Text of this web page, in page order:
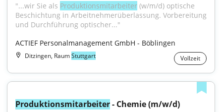
"...wir Sie als Produktionsmitarbeiter (w/m/d) optische
Beschichtung in Arbeitnehmerüberlassung. Vorbereitung
und Durchführung optischer..."
ACTIEF Personalmanagement GmbH - Böblingen
Ditzingen, RaumStuttgart Vollzeit
Produktionsmitarbeiter - Chemie (m/w/d)